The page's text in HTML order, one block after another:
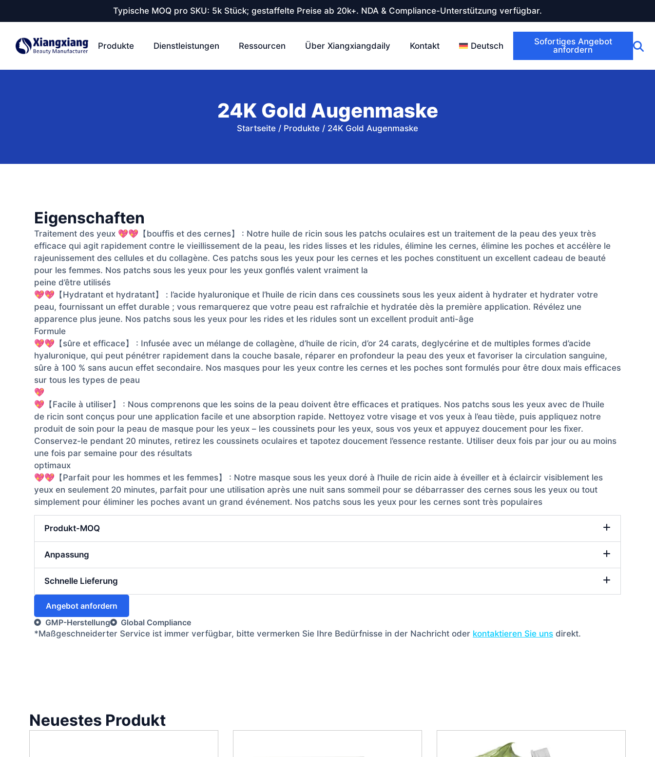
Typische MOQ pro SKU: 5k Stück; gestaffelte Preise ab 20k+. NDA & Compliance-Unterstützung verfügbar.
Produkte Dienstleistungen Ressourcen Über Xiangxiangdaily Kontakt Deutsch
Sofortiges Angebot
anfordern
24K Gold Augenmaske
Startseite / Produkte / 24K Gold Augenmaske
Eigenschaften
Traitement des yeux 💖💖【bouffis et des cernes】 : Notre huile de ricin sous les patchs oculaires est un traitement de la peau des yeux très
efficace qui agit rapidement contre le vieillissement de la peau, les rides lisses et les ridules, élimine les cernes, élimine les poches et accélère le
rajeunissement des cellules et du collagène. Ces patchs sous les yeux pour les cernes et les poches constituent un excellent cadeau de beauté
pour les femmes. Nos patchs sous les yeux pour les yeux gonflés valent vraiment la
peine d’être utilisés
💖💖【Hydratant et hydratant】 : l’acide hyaluronique et l’huile de ricin dans ces coussinets sous les yeux aident à hydrater et hydrater votre
peau, fournissant un effet durable ; vous remarquerez que votre peau est rafraîchie et hydratée dès la première application. Révélez une
apparence plus jeune. Nos patchs sous les yeux pour les rides et les ridules sont un excellent produit anti-âge
Formule
💖💖【sûre et efficace】 : Infusée avec un mélange de collagène, d’huile de ricin, d’or 24 carats, deglycérine et de multiples formes d’acide
hyaluronique, qui peut pénétrer rapidement dans la couche basale, réparer en profondeur la peau des yeux et favoriser la circulation sanguine,
sûre à 100 % sans aucun effet secondaire. Nos masques pour les yeux contre les cernes et les poches sont formulés pour être doux mais efficaces
sur tous les types de peau
💖
💖【Facile à utiliser】 : Nous comprenons que les soins de la peau doivent être efficaces et pratiques. Nos patchs sous les yeux avec de l’huile
de ricin sont conçus pour une application facile et une absorption rapide. Nettoyez votre visage et vos yeux à l’eau tiède, puis appliquez notre
produit de soin pour la peau de masque pour les yeux – les coussinets pour les yeux, sous vos yeux et appuyez doucement pour les fixer.
Conservez-le pendant 20 minutes, retirez les coussinets oculaires et tapotez doucement l’essence restante. Utiliser deux fois par jour ou au moins
une fois par semaine pour des résultats
optimaux
💖💖【Parfait pour les hommes et les femmes】 : Notre masque sous les yeux doré à l’huile de ricin aide à éveiller et à éclaircir visiblement les
yeux en seulement 20 minutes, parfait pour une utilisation après une nuit sans sommeil pour se débarrasser des cernes sous les yeux ou tout
simplement pour éliminer les poches avant un grand événement. Nos patchs sous les yeux pour les cernes sont très populaires
Produkt-MOQ
Anpassung
Schnelle Lieferung
Angebot anfordern
GMP-Herstellung
Global Compliance
*Maßgeschneiderter Service ist immer verfügbar, bitte vermerken Sie Ihre Bedürfnisse in der Nachricht oder kontaktieren Sie uns direkt.
Neuestes Produkt